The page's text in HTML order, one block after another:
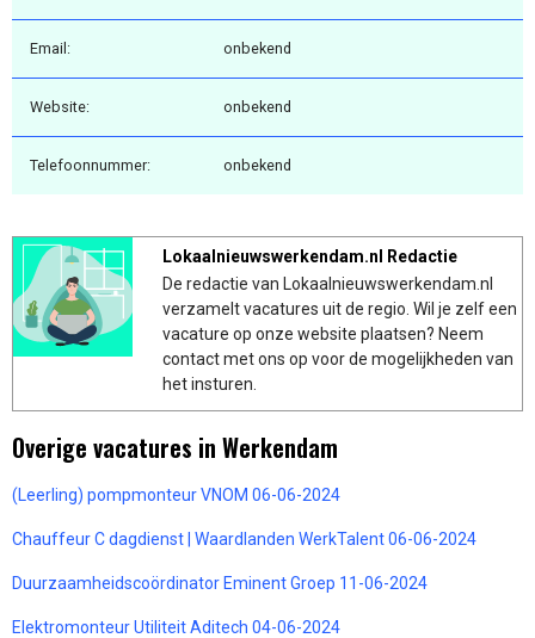
Email: onbekend
Website: onbekend
Telefoonnummer: onbekend
Lokaalnieuwswerkendam.nl Redactie
De redactie van Lokaalnieuwswerkendam.nl
verzamelt vacatures uit de regio. Wil je zelf een
vacature op onze website plaatsen? Neem
contact met ons op voor de mogelijkheden van
het insturen.
Overige vacatures in Werkendam
(Leerling) pompmonteur VNOM 06-06-2024
Chauffeur C dagdienst | Waardlanden WerkTalent 06-06-2024
Duurzaamheidscoördinator Eminent Groep 11-06-2024
Elektromonteur Utiliteit Aditech 04-06-2024